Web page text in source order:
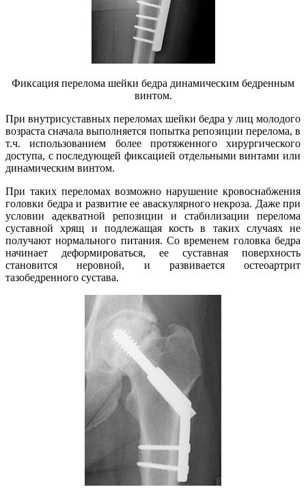
Фиксация перелома шейки бедра динамическим бедренным
винтом.
При внутрисуставных переломах шейки бедра у лиц молодого
возраста сначала выполняется попытка репозиции перелома, в
т.ч. использованием более протяженного хирургического
доступа, с последующей фиксацией отдельными винтами или
динамическим винтом.
При таких переломах возможно нарушение кровоснабжения
головки бедра и развитие ее аваскулярного некроза. Даже при
условии адекватной репозиции и стабилизации перелома
суставной хрящ и подлежащая кость в таких случаях не
получают нормального питания. Со временем головка бедра
начинает деформироваться, ее суставная поверхность
становится неровной, и развивается остеоартрит
тазобедренного сустава.